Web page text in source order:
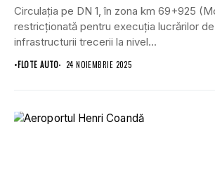
Circulația pe DN 1, în zona km 69+925
restricționată pentru execuția lucrărilor
infrastructurii trecerii la nivel...
•FLOTE AUTO 24 NOIEMBRIE 2025